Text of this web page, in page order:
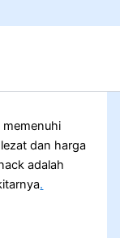
dan harga
adalah
.